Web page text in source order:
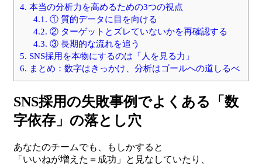
4. 本当の分析力を高めるための3つの視点
4.1. ① 質的データに目を向ける
4.2. ② ターゲットとズレていないかを再確認する
4.3. ③ 長期的な流れを追う
5. SNS採用を本物にするのは「人を見る力」
6. まとめ：数字はきっかけ、分析はゴールへの道しるべ
SNS採用の失敗事例でよくある「数
字依存」の落とし穴
あなたのチームでも、もしかすると
「いいねが増えた＝成功」と見なしていたり、